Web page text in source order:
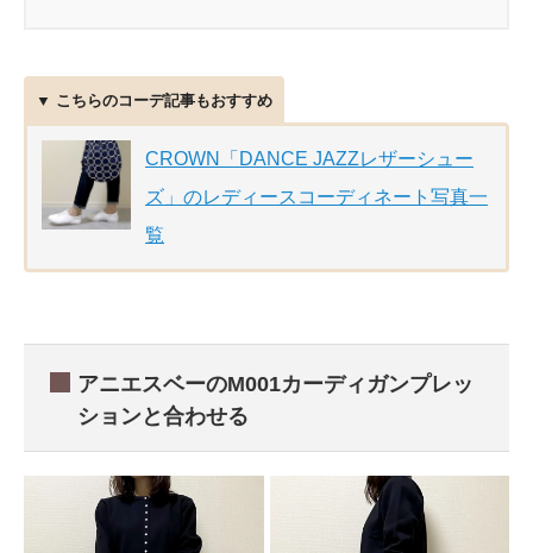
▼ こちらのコーデ記事もおすすめ
CROWN「DANCE JAZZレザーシュー
ズ」のレディースコーディネート写真一
覧
アニエスベーのM001カーディガンプレッ
ションと合わせる